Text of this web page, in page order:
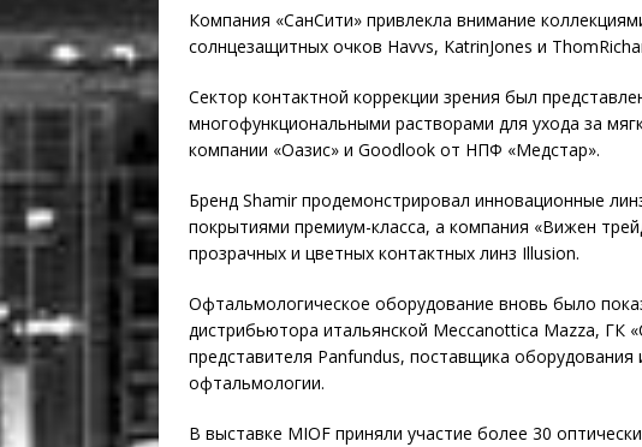
Компания «СанСити» привлекла внимание
солнцезащитных очков Havvs, KatrinJones и
Сектор контактной коррекции зрения был
многофункциональными растворами для ухода за
компании «Оазис» и Goodlook от НПФ «Медстар».
Бренд Shamir продемонстрировал инновационные
покрытиями премиум-класса, а компания «Вижен
прозрачных и цветных контактных линз Illusion.
Офтальмологическое оборудование вновь было
дистрибьютора итальянской Meccanottica Mazza, ГК
представителя Panfundus, поставщика
офтальмологии.
В выставке MIOF приняли участие более 30